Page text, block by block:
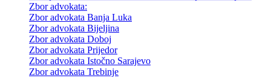
Zbor advokata:
Zbor advokata Banja Luka
Zbor advokata Bijeljina
Zbor advokata Doboj
Zbor advokata Prijedor
Zbor advokata Istočno Sarajevo
Zbor advokata Trebinje